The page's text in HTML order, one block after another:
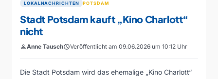
LOKALNACHRICHTEN POTSDAM
Stadt Potsdam kauft „Kino Charlott“
nicht
personAnne TauschscheduleVeröffentlicht am 09.06.2026 um 10:12 Uhr
Die Stadt Potsdam wird das ehemalige „Kino Charlott“